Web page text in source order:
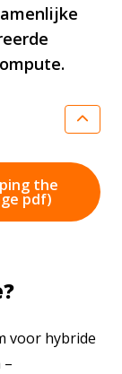
the
pdf)
voor hybride